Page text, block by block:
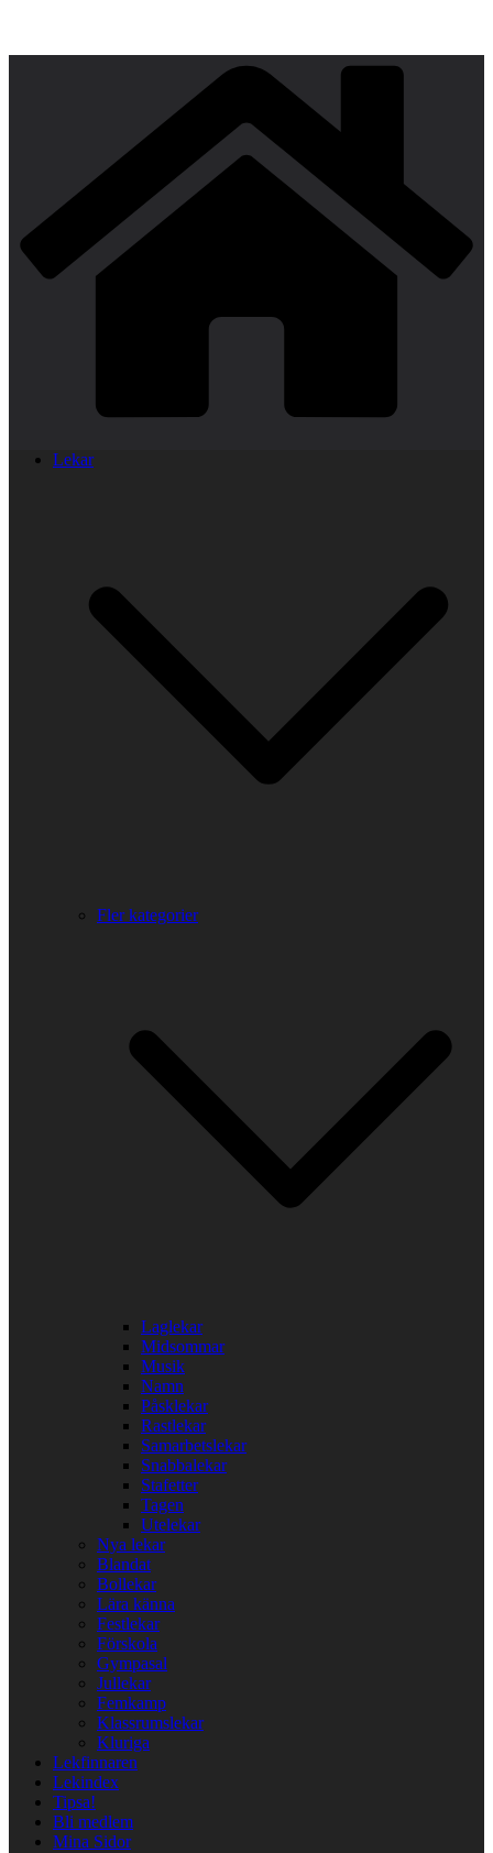
Lekar
Fler kategorier
Laglekar
Midsommar
Musik
Namn
Påsklekar
Rastlekar
Samarbetslekar
Snabbalekar
Stafetter
Tagen
Utelekar
Nya lekar
Blandat
Bollekar
Lära känna
Festlekar
Förskola
Gympasal
Jullekar
Femkamp
Klassrumslekar
Kluriga
Lekfinnaren
Lekindex
Tipsa!
Bli medlem
Mina Sidor